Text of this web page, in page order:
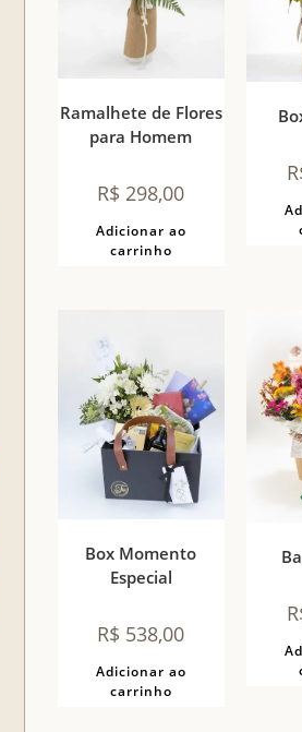
Ramalhete de Flores
para Homem
R$ 298,00
Adicionar ao
carrinho
Box Momento
Especial
R$ 538,00
Adicionar ao
carrinho